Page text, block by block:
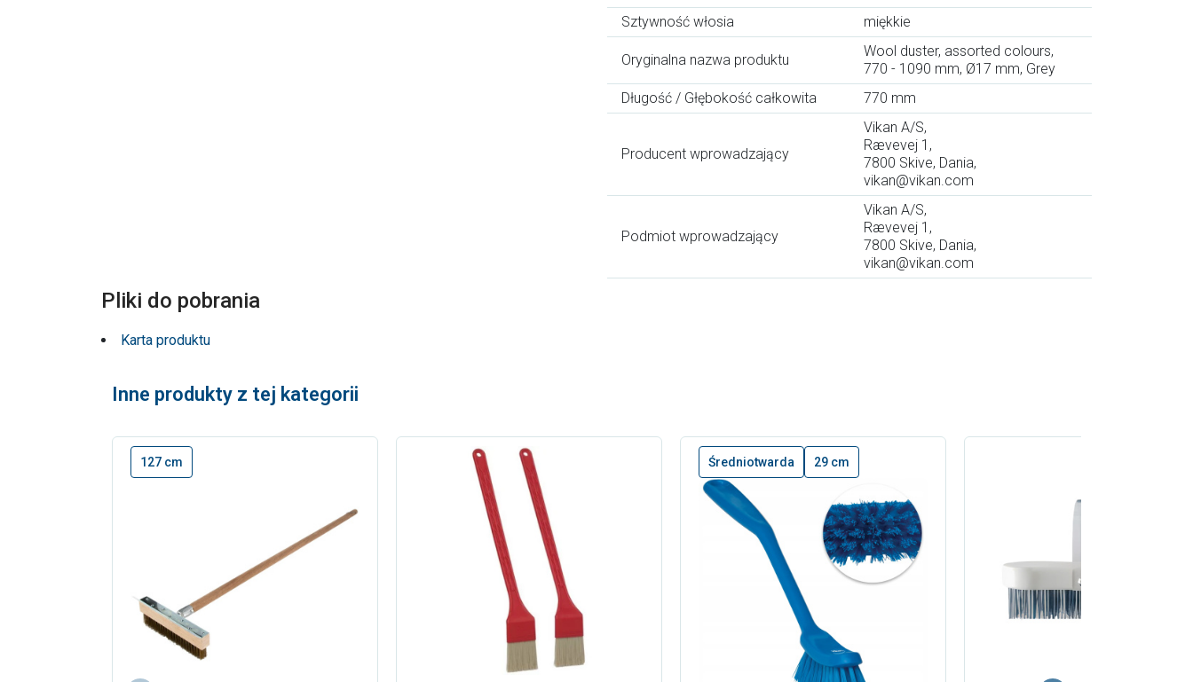
Sztywność włosia
miękkie
Oryginalna nazwa produktu
Wool duster, assorted colours,
770 - 1090 mm, Ø17 mm, Grey
Długość / Głębokość całkowita
770 mm
Producent wprowadzający
Vikan A/S,
Rævevej 1,
7800 Skive, Dania,
vikan@vikan.com
Podmiot wprowadzający
Vikan A/S,
Rævevej 1,
7800 Skive, Dania,
vikan@vikan.com
Pliki do pobrania
Karta produktu
Inne produkty z tej kategorii
127 cm Średniotwarda 29 cm